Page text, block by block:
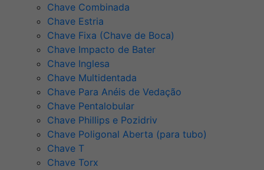
Chave Combinada
Chave Estria
Chave Fixa (Chave de Boca)
Chave Impacto de Bater
Chave Inglesa
Chave Multidentada
Chave Para Anéis de Vedação
Chave Pentalobular
Chave Phillips e Pozidriv
Chave Poligonal Aberta (para tubo)
Chave T
Chave Torx